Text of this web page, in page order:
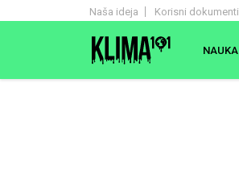
Naša ideja Korisni dokumenti
NAUKA